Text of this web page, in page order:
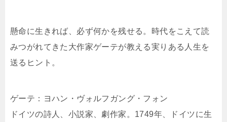
懸命に生きれば、必ず何かを残せる。時代をこえて読
みつがれてきた大作家ゲーテが教える実りある人生を
送るヒント。
ゲーテ：ヨハン・ヴォルフガング・フォン
ドイツの詩人、小説家、劇作家。1749年、ドイツに生